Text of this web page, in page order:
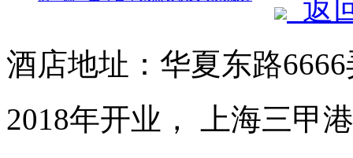
返
酒店地址：华夏东路
2018年开业， 上海三